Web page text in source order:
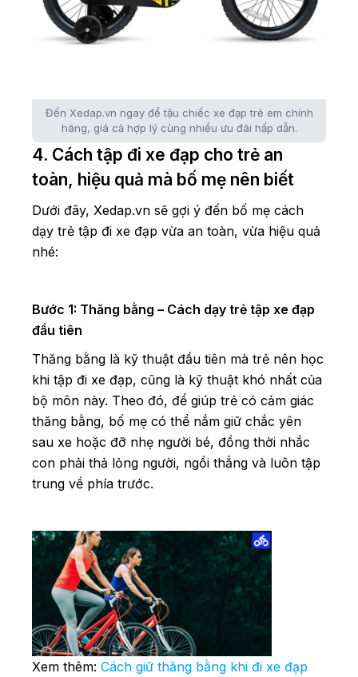
Đến Xedap.vn ngay để tậu chiếc xe đạp trẻ em chính
hãng, giá cả hợp lý cùng nhiều ưu đãi hấp dẫn.
4. Cách tập đi xe đạp cho trẻ an
toàn, hiệu quả mà bố mẹ nên biết
Dưới đây, Xedap.vn sẽ gợi ý đến bố mẹ cách
dạy trẻ tập đi xe đạp vừa an toàn, vừa hiệu quả
nhé:
Bước 1: Thăng bằng – Cách dạy trẻ tập xe đạp
đầu tiên
Thăng bằng là kỹ thuật đầu tiên mà trẻ nên học
khi tập đi xe đạp, cũng là kỹ thuật khó nhất của
bộ môn này. Theo đó, để giúp trẻ có cảm giác
thăng bằng, bố mẹ có thể nắm giữ chắc yên
sau xe hoặc đỡ nhẹ người bé, đồng thời nhắc
con phải thả lỏng người, ngồi thẳng và luôn tập
trung về phía trước.
Xem thêm: Cách giữ thăng bằng khi đi xe đạp